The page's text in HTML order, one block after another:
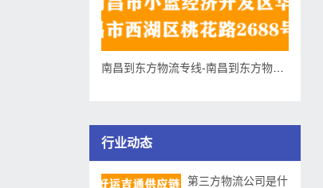
行业动态
第三方物流公司是什